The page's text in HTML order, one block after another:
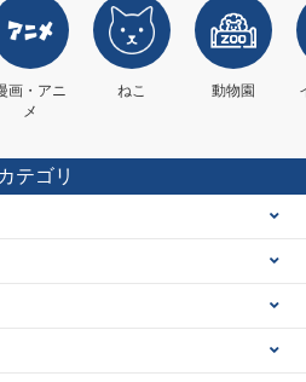
画・アニ
メ
ねこ 動物園
カテゴリ